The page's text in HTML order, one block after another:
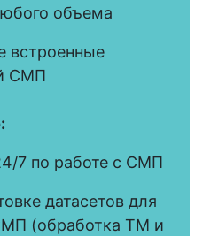
объема
встроенные
СМП
7 по работе с СМП
датасетов для
(обработка TM и